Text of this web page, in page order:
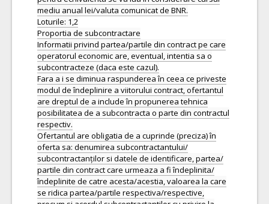
mediu anual lei/valuta comunicat de BNR.
Loturile: 1,2
Proportia de subcontractare
Informatii privind partea/partile din contract pe care
operatorul economic are, eventual, intentia sa o
subcontracteze (daca este cazul).
Fara a i se diminua raspunderea în ceea ce priveste
modul de îndeplinire a viitorului contract, ofertantul
are dreptul de a include în propunerea tehnica
posibilitatea de a subcontracta o parte din contractul
respectiv.
Ofertantul are obligatia de a cuprinde (preciza) în
oferta sa: denumirea subcontractantului/
subcontractanților si datele de identificare, partea/
partile din contract care urmeaza a fi îndeplinita/
îndeplinite de catre acesta/acestia, valoarea la care
se ridica partea/partile respectiva/respective,